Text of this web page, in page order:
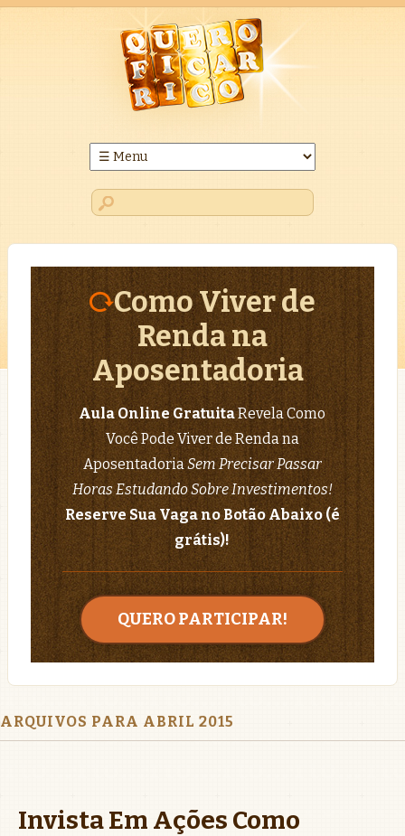
Como Viver de
Renda na
Aposentadoria
Aula Online GratuitaRevela Como
Você Pode Viver de Renda na
AposentadoriaSem Precisar Passar
Horas Estudando Sobre Investimentos!
Reserve Sua Vaga no Botão Abaixo (é
grátis)!
QUERO PARTICIPAR!
ARQUIVOS PARA ABRIL 2015
Invista Em Ações Como